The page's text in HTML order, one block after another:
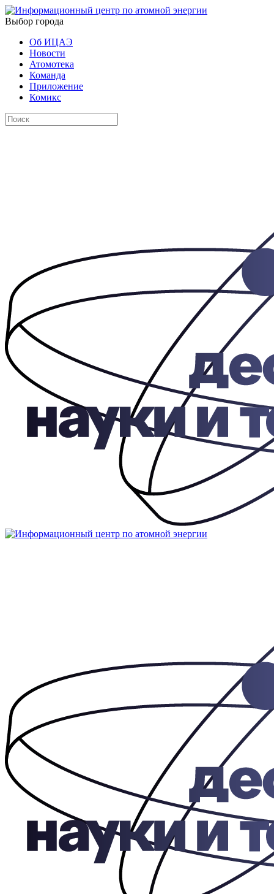
Выбор города
Об ИЦАЭ
Новости
Атомотека
Команда
Приложение
Комикс